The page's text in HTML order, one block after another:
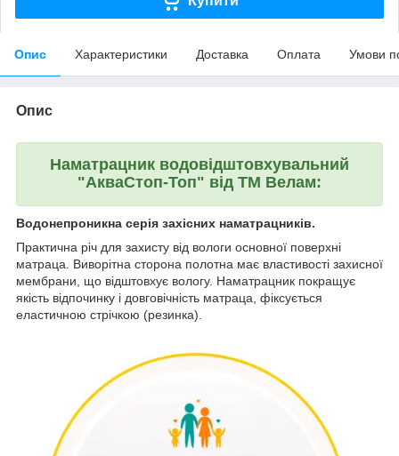
Опис Характеристики Доставка Оплата Умови
Опис
Наматрацник водовідштовхувальний
"АкваСтоп-Топ" від ТМ Велам:
Водонепроникна серія захісних наматрацників.
Практична річ для захисту від вологи основної поверхні
матраца. Виворітна сторона полотна має властивості захисної
мембрани, що відштовхує вологу. Наматрацник покращує
якість відпочинку і довговічність матраца, фіксується
еластичною стрічкою (резинка).